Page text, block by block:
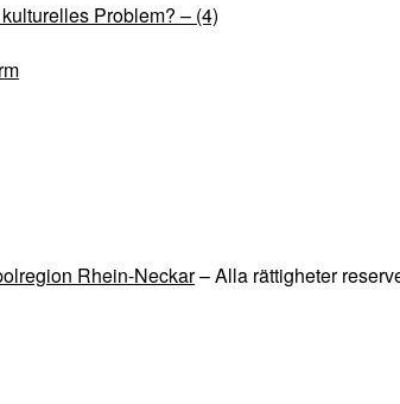
Problem? – (4)
Rhein-Neckar– Alla rättigheter